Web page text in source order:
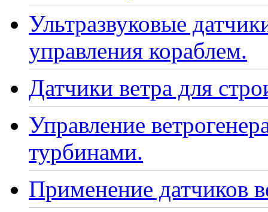
Ультразвуковые
управления кораблем.
Датчики ветра для
Управление
турбинами.
Применение датчиков